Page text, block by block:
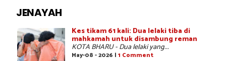
JENAYAH
Kes tikam 61 kali: Dua lelaki tiba di
mahkamah untuk disambung reman
KOTA BHARU - Dua lelaki yang...
May-08 - 2026 | 1 Comment